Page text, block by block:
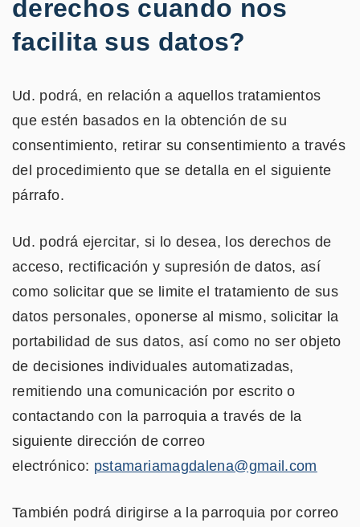
derechos cuando nos
facilita sus datos?
Ud. podrá, en relación a aquellos tratamientos
que estén basados en la obtención de su
consentimiento, retirar su consentimiento a través
del procedimiento que se detalla en el siguiente
párrafo.
Ud. podrá ejercitar, si lo desea, los derechos de
acceso, rectificación y supresión de datos, así
como solicitar que se limite el tratamiento de sus
datos personales, oponerse al mismo, solicitar la
portabilidad de sus datos, así como no ser objeto
de decisiones individuales automatizadas,
remitiendo una comunicación por escrito o
contactando con la parroquia a través de la
siguiente dirección de correo
electrónico: pstamariamagdalena@gmail.com
También podrá dirigirse a la parroquia por correo